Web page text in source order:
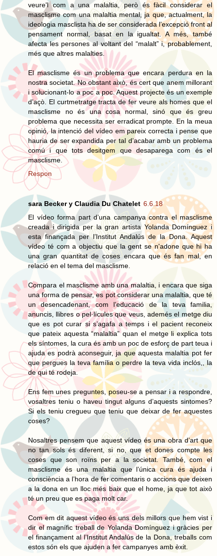
veure'l com a una malaltia, però és fàcil considerar el
masclisme com una malaltia mental, ja que, actualment, la
ideologia masclista ha de ser considerada l’excepció front al
pensament normal, basat en la igualtat. A més, també
afecta les persones al voltant del “malalt” i, probablement,
més que altres malalties.
El masclisme és un problema que encara perdura en la
nostra societat. No obstant això, és cert que anem millorant
i solucionant-lo a poc a poc. Aquest projecte és un exemple
d’açò. El curtmetratge tracta de fer veure als homes que el
masclisme no és una cosa normal, sinó que és greu
problema que necessita ser erradicat prompte. En la meua
opinió, la intenció del vídeo em pareix correcta i pense que
hauria de ser expandida per tal d’acabar amb un problema
comú i que tots desitgem que desaparega com és el
masclisme.
Respon
sara Becker y Claudia Du Chatelet 6.6.18
El vídeo forma part d’una campanya contra el masclisme
creada i dirigida per la gran artista Yolanda Domínguez i
esta finançada per l’Institut Andalús de la Dona. Aquest
vídeo té com a objectiu que la gent se n'adone que hi ha
una gran quantitat de coses encara que és fan mal, en
relació en el tema del masclisme.
Compara el masclisme amb una malaltia, i encara que siga
una forma de pensar, es pot considerar una malaltia, que té
un desencadenant, com l’educació de la teva familia,
anuncis, llibres o pel·lícules que veus, ademés el metge diu
que es pot curar si s’agafa a temps i el pacient reconeix
que pateix aquesta “malaltia” quan el metge li explica tots
els síntomes, la cura és amb un poc de esforç de part teua i
ajuda es podrà aconseguir, ja que aquesta malaltia pot fer
que pergues la teva família o perdre la teva vida inclós,, la
de qui té rodeja.
Ens fem unes preguntes, poseu-se a pensar i a respondre,
vosaltres teniu o haveu tingut alguns d’aquests sintomes?
Si els teniu cregueu que teniu que deixar de fer aquestes
coses?
Nosaltres pensem que aquest vídeo és una obra d’art que
no tan sols és diferent, si no, que et dones compte les
coses que son roïns per a la societat. També, com el
masclisme és una malaltia que l’única cura és ajuda i
consciència a l’hora de fer comentaris o accions que deixen
a la dona en un lloc més baix que el home, ja que tot això
té un preu que es paga molt car.
Com em dit aquest vídeo és uns dels millors que hem vist i
dir el magnífic treball de Yolanda Domínguez i gràcies per
el finançament al l’Institut Andalús de la Dona, treballs com
estos són els que ajuden a fer campanyes amb èxit.